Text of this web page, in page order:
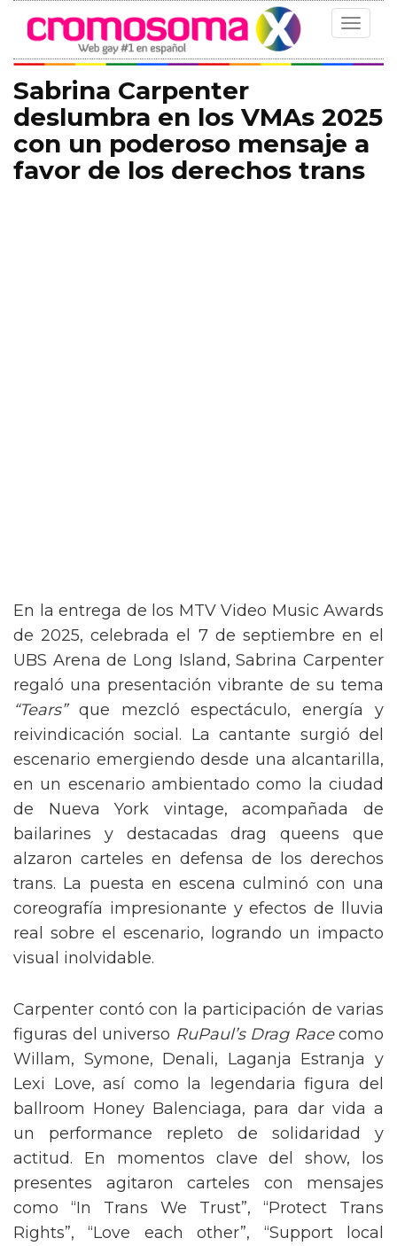
Toggle
Sabrina Carpenter
deslumbra en los VMAs 2025
con un poderoso mensaje a
favor de los derechos trans
En la entrega de los MTV Video Music Awards
de 2025, celebrada el 7 de septiembre en el
UBS Arena de Long Island, Sabrina Carpenter
regaló una presentación vibrante de su tema
“Tears”que mezcló espectáculo, energía y
reivindicación social. La cantante surgió del
escenario emergiendo desde una alcantarilla,
en un escenario ambientado como la ciudad
de Nueva York vintage, acompañada de
bailarines y destacadas drag queens que
alzaron carteles en defensa de los derechos
trans. La puesta en escena culminó con una
coreografía impresionante y efectos de lluvia
real sobre el escenario, logrando un impacto
visual inolvidable.
Carpenter contó con la participación de varias
figuras del universo RuPaul’s Drag Racecomo
Willam, Symone, Denali, Laganja Estranja y
Lexi Love, así como la legendaria figura del
ballroom Honey Balenciaga, para dar vida a
un performance repleto de solidaridad y
actitud. En momentos clave del show, los
presentes agitaron carteles con mensajes
como “In Trans We Trust”, “Protect Trans
Rights”, “Love each other”, “Support local